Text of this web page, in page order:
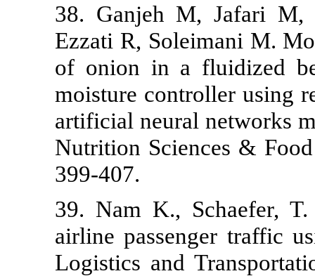
38. ‏Ganjeh M, Jafari M, Ghanbari F, Dezyani M,
Ezzati R,
of onion in
moisture
artificial
Nutrition
39. Nam K.,
airline
Logistics